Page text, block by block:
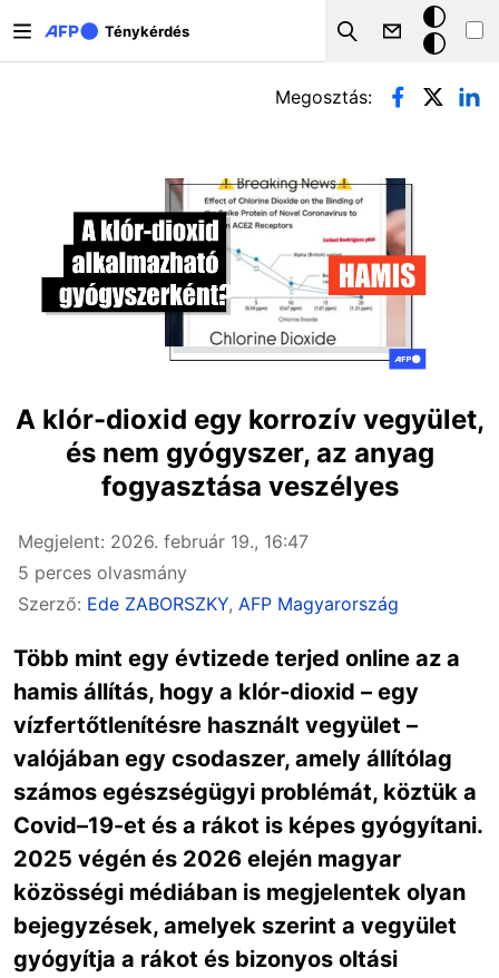
Ténykérdés
Search
Sötét
mód
Elsődleges fülek
Megosztás:
A klór-dioxid egy korrozív vegyület,
és nem gyógyszer, az anyag
fogyasztása veszélyes
Megjelent: 2026. február 19., 16:47
5 perces olvasmány
Szerző: Ede ZABORSZKY, AFP Magyarország
Több mint egy évtizede terjed online az a
hamis állítás, hogy a klór‑dioxid – egy
vízfertőtlenítésre használt vegyület –
valójában egy csodaszer, amely állítólag
számos egészségügyi problémát, köztük a
Covid–19-et és a rákot is képes gyógyítani.
2025 végén és 2026 elején magyar
közösségi médiában is megjelentek olyan
bejegyzések, amelyek szerint a vegyület
gyógyítja a rákot és bizonyos oltási